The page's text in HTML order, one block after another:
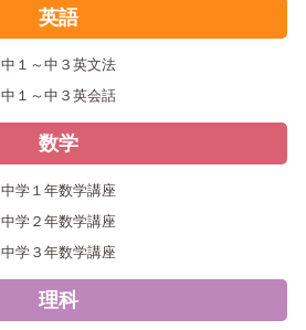
英語
中１～中３英文法
中１～中３英会話
数学
中学１年数学講座
中学２年数学講座
中学３年数学講座
理科